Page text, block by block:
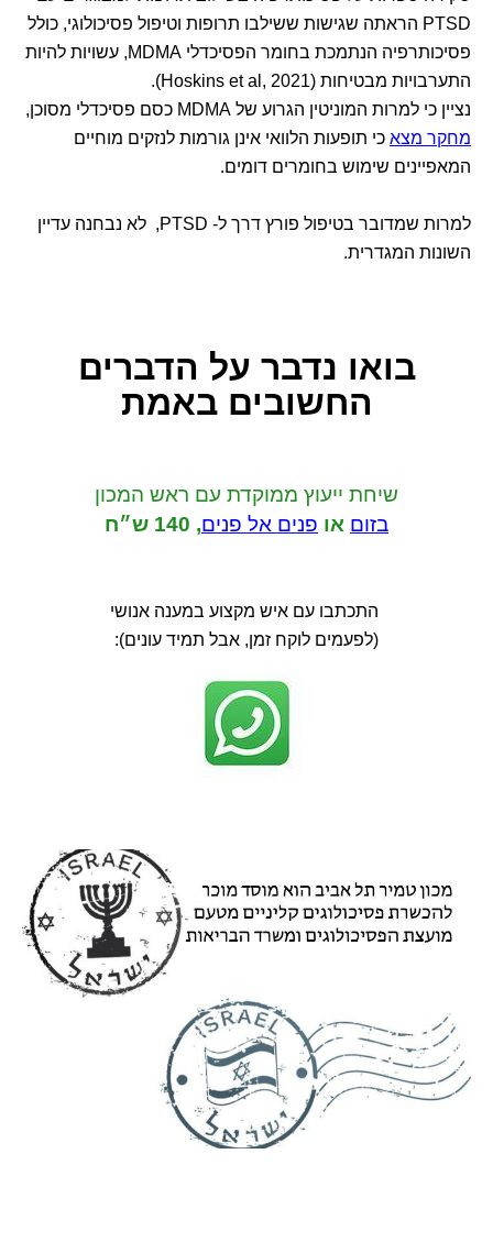
PTSD הראתה שגישות ששילבו תרופות וטיפול פסיכולוגי, כולל
פסיכותרפיה הנתמכת בחומר הפסיכדלי MDMA, עשויות להיות
התערבויות מבטיחות (Hoskins et al, 2021).
נציין כי למרות המוניטין הגרוע של MDMA כסם פסיכדלי מסוכן,
מחקר מצא כי תופעות הלוואי אינן גורמות לנזקים מוחיים
המאפיינים שימוש בחומרים דומים.
למרות שמדובר בטיפול פורץ דרך ל- PTSD, לא נבחנה עדיין
השונות המגדרית.
בואו נדבר על הדברים
החשובים באמת
שיחת ייעוץ ממוקדת עם ראש המכון
בזום או פנים אל פנים, 140 ש״ח
התכתבו עם איש מקצוע במענה אנושי
(לפעמים לוקח זמן, אבל תמיד עונים):